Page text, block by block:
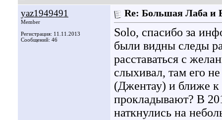
yaz1949491
Member
Регистрация: 11.11.2013
Сообщений: 46
Re: Большая Лаба и
Solo, спасибо за
были видны следы
расставаться с
слыхивал, там его
(Джентау) и ближе к
прокладывают? В
наткнулись на